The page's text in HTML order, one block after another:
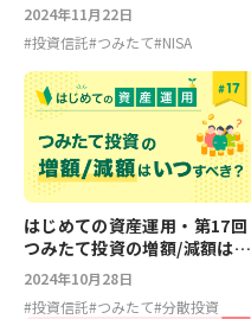
2024年11月22日
#投資信託#つみたて#NISA
はじめての資産運用・第17回
つみたて投資の増額/減額はい
つすべき？
2024年10月28日
#投資信託#つみたて#分散投資